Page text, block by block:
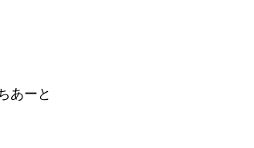
あーと